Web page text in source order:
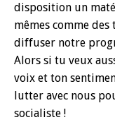
disposition un
mêmes comme
diffuser notre
Alors si tu veux
voix et ton
lutter avec nous
socialiste !